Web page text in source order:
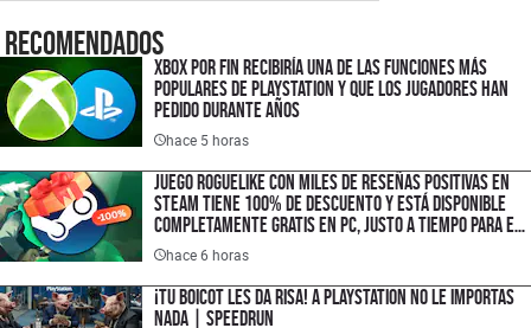
Recomendados
XBOX por fin recibiría una de las funciones más
populares de PlayStation y que los jugadores han
pedido durante años
hace 5 horas
Juego roguelike con miles de reseñas positivas en
Steam tiene 100% de descuento y está disponible
completamente gratis en PC, justo a tiempo para el
lanzamiento de su secuela
hace 6 horas
¡TU BOICOT LES DA RISA! A PlayStation no le importas
nada | SPEEDRUN